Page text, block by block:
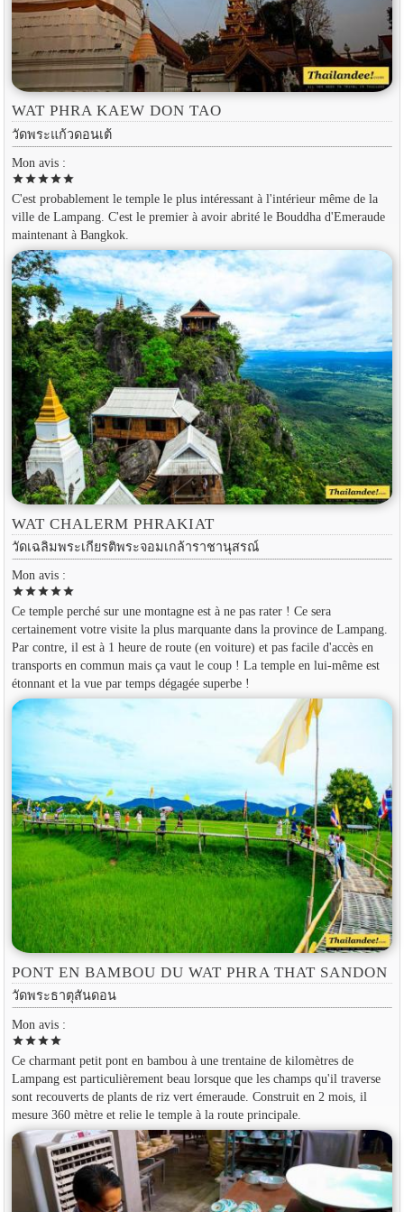
WAT PHRA KAEW DON TAO
วัดพระแก้วดอนเต้
Mon avis :
starstarstarstarstar
C'est probablement le temple le plus intéressant à l'intérieur même de la
ville de Lampang. C'est le premier à avoir abrité le Bouddha d'Emeraude
maintenant à Bangkok.
WAT CHALERM PHRAKIAT
วัดเฉลิมพระเกียรติพระจอมเกล้าราชานุสรณ์
Mon avis :
starstarstarstarstar
Ce temple perché sur une montagne est à ne pas rater ! Ce sera
certainement votre visite la plus marquante dans la province de Lampang.
Par contre, il est à 1 heure de route (en voiture) et pas facile d'accès en
transports en commun mais ça vaut le coup ! La temple en lui-même est
étonnant et la vue par temps dégagée superbe !
PONT EN BAMBOU DU WAT PHRA THAT SANDON
วัดพระธาตุสันดอน
Mon avis :
starstarstarstar
Ce charmant petit pont en bambou à une trentaine de kilomètres de
Lampang est particulièrement beau lorsque que les champs qu'il traverse
sont recouverts de plants de riz vert émeraude. Construit en 2 mois, il
mesure 360 mètre et relie le temple à la route principale.